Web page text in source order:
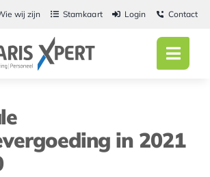
wij zijn Stamkaart Login Contact
in 2021